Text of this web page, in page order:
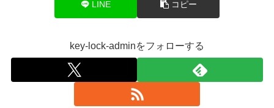
LINE コピー
key-lock-adminをフォローする